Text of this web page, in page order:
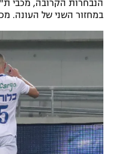
הנבחרות הקרובה, מכבי
במחזור השני של העונה.